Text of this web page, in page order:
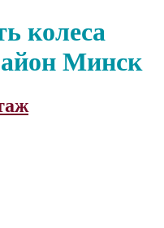
колеса
Минск